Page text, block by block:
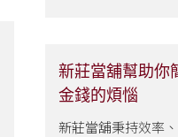
新莊當舖幫助你
金錢的煩惱
新莊當舖秉持效率